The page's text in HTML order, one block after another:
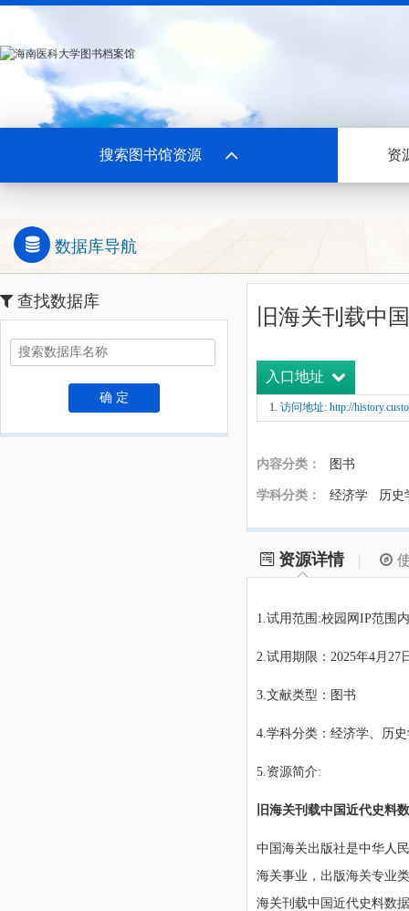
搜索图书馆资源 资
数据库导航
查找数据库
确 定
旧海关刊载中
入口地址
访问地址: http://
内容分类： 图书
学科分类： 经济学 历
资源详情 |
1.试用范围:校园网IP范围内
2.试用期限：2025年4月27
3.文献类型：图书
4.学科分类：经济学、历
5.资源简介:
旧海关刊载中国近代史料
中国海关出版社是中华人
海关事业，出版海关专业
海关刊载中国近代史料数